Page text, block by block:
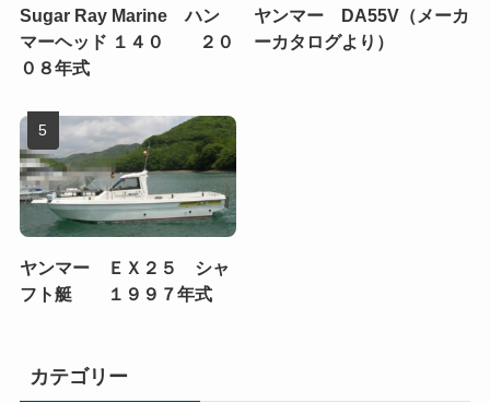
Sugar Ray Marine ハン
マーヘッド １４０ ２０
０８年式
ヤンマー DA55V（メーカ
ーカタログより）
ヤンマー ＥＸ２５ シャ
フト艇 １９９７年式
カテゴリー